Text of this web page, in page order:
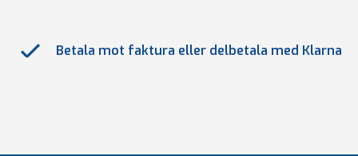
Betala mot faktura eller delbetala med Klarna